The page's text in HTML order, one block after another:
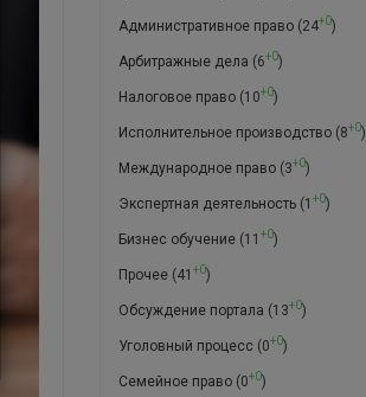
Административное право(24+0)
Арбитражные дела (6+0)
Налоговое право(10+0)
Исполнительное производство(8+0)
Международное право(3+0)
Экспертная деятельность(1 +0)
Бизнес обучение(11 +0)
Прочее(41 +0)
Обсуждение портала (13+0)
Уголовный процесс (0+0)
Семейное право(0+0)